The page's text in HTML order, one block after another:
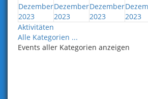
Dezember
2023
Dezember
2023
Dezember
2023
2023
Aktivitäten
Alle Kategorien ...
Events aller Kategorien anzeigen